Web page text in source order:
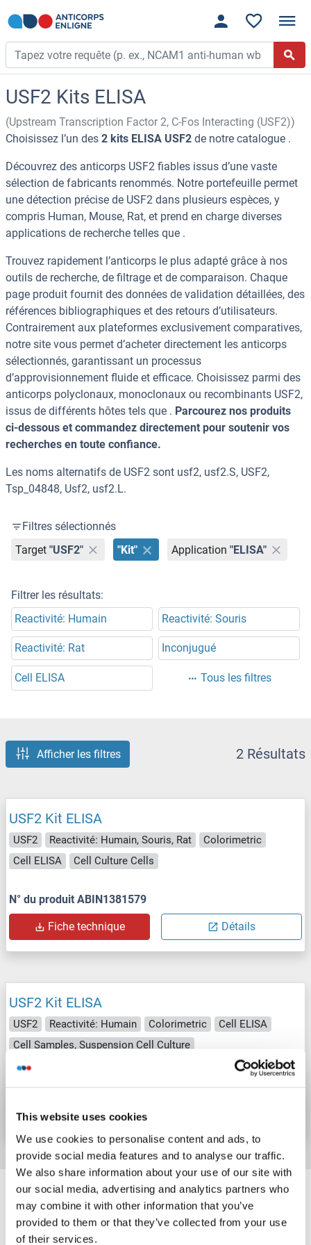
This website uses cookies
We use cookies to personalise content and ads, to
provide social media features and to analyse our traffic.
We also share information about your use of our site with
our social media, advertising and analytics partners who
may combine it with other information that you’ve
provided to them or that they’ve collected from your use
of their services.
USF2 Kits ELISA
(Upstream Transcription Factor 2, C-Fos Interacting (USF2))
Choisissez l’un des 2 kits ELISA USF2 de notre catalogue .
Découvrez des anticorps USF2 fiables issus d’une vaste
sélection de fabricants renommés. Notre portefeuille permet
une détection précise de USF2 dans plusieurs espèces, y
compris Human, Mouse, Rat, et prend en charge diverses
applications de recherche telles que .
Trouvez rapidement l’anticorps le plus adapté grâce à nos
outils de recherche, de filtrage et de comparaison. Chaque
page produit fournit des données de validation détaillées, des
références bibliographiques et des retours d’utilisateurs.
Contrairement aux plateformes exclusivement comparatives,
notre site vous permet d’acheter directement les anticorps
sélectionnés, garantissant un processus
d’approvisionnement fluide et efficace. Choisissez parmi des
anticorps polyclonaux, monoclonaux ou recombinants USF2,
issus de différents hôtes tels que . Parcourez nos produits
ci-dessous et commandez directement pour soutenir vos
recherches en toute confiance.
Les noms alternatifs de USF2 sont usf2, usf2.S, USF2,
Tsp_04848, Usf2, usf2.L.
Filtres sélectionnés
Target "USF2" "Kit" Application "ELISA"
Filtrer les résultats:
Reactivité: Humain
Reactivité: Souris
Reactivité: Rat Inconjugué
Cell ELISA Tous les filtres
Afficher les filtres 2 Résultats
USF2 Kit ELISA
USF2 Reactivité: Humain, Souris, Rat
Colorimetric
Cell ELISA
Cell Culture Cells
N° du produit ABIN1381579
Fiche technique Détails
USF2 Kit ELISA
USF2 Reactivité: Humain Colorimetric
Cell ELISA
Cell Samples, Suspension Cell Culture
Fiche technique
Target information, Synonyms, Latest
references